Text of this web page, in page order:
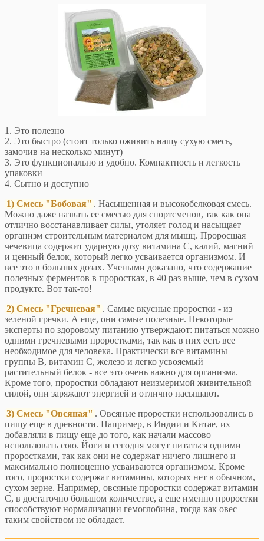
1. Это полезно
2. Это быстро (стоит только оживить нашу сухую смесь,
замочив на несколько минут)
3. Это функционально и удобно. Компактность и легкость
упаковки
4. Сытно и доступно
1) Смесь "Бобовая" . Насыщенная и высокобелковая смесь.
Можно даже назвать ее смесью для спортсменов, так как она
отлично восстанавливает силы, утоляет голод и насыщает
организм строительным материалом для мышц. Проросшая
чечевица содержит ударную дозу витамина С, калий, магний
и ценный белок, который легко усваивается организмом. И
все это в больших дозах. Учеными доказано, что содержание
полезных ферментов в проростках, в 40 раз выше, чем в сухом
продукте. Вот так-то!
2) Смесь "Гречневая" . Самые вкусные проростки - из
зеленой гречки. А еще, они самые полезные. Некоторые
эксперты по здоровому питанию утверждают: питаться можно
одними гречневыми проростками, так как в них есть все
необходимое для человека. Практически все витамины
группы B, витамин С, железо и легко усвояемый
растительный белок - все это очень важно для организма.
Кроме того, проростки обладают неизмеримой живительной
силой, они заряжают энергией и отлично насыщают.
3) Смесь "Овсяная" . Овсяные проростки использовались в
пищу еще в древности. Например, в Индии и Китае, их
добавляли в пищу еще до того, как начали массово
использовать сою. Йоги и сегодня могут питаться одними
проростками, так как они не содержат ничего лишнего и
максимально полноценно усваиваются организмом. Кроме
того, проростки содержат витамины, которых нет в обычном,
сухом зерне. Например, овсяные проростки содержат витамин
С, в достаточно большом количестве, а еще именно проростки
способствуют нормализации гемоглобина, тогда как овес
таким свойством не обладает.